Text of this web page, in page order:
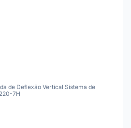
de Deflexão Vertical Sistema de
7H